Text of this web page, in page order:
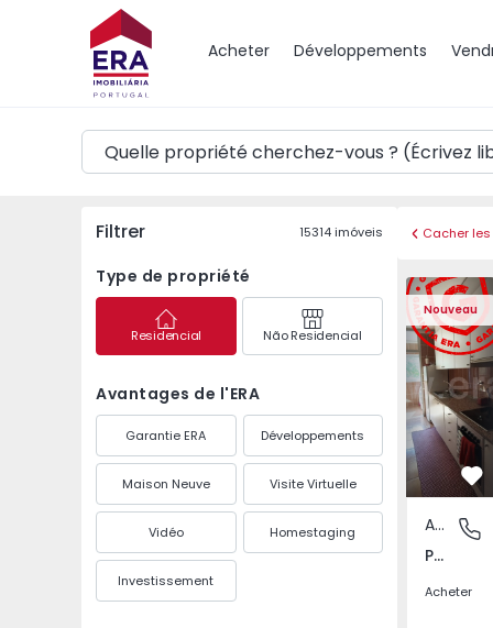
Acheter Développements
Carte
Filtrer 15314imóveis
Type de propriété
Residencial Não Residencial
Avantages de l'ERA
Garantie ERA Développements
Maison Neuve Visite Virtuelle
Vidéo Homestaging
Investissement
Cacher
Nouveau
Appartement T3
Appartement
Pedrouços, Porto
Acheter